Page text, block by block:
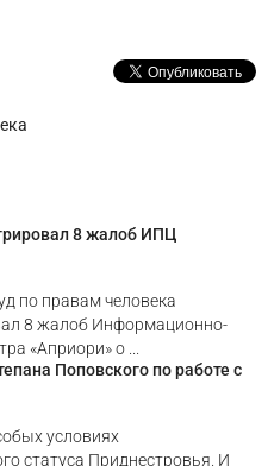
8 жалоб ИПЦ
по правам человека
8 жалоб Информационно-
«Априори» о ...
Поповского по работе с
условиях
статуса Приднестровья. И